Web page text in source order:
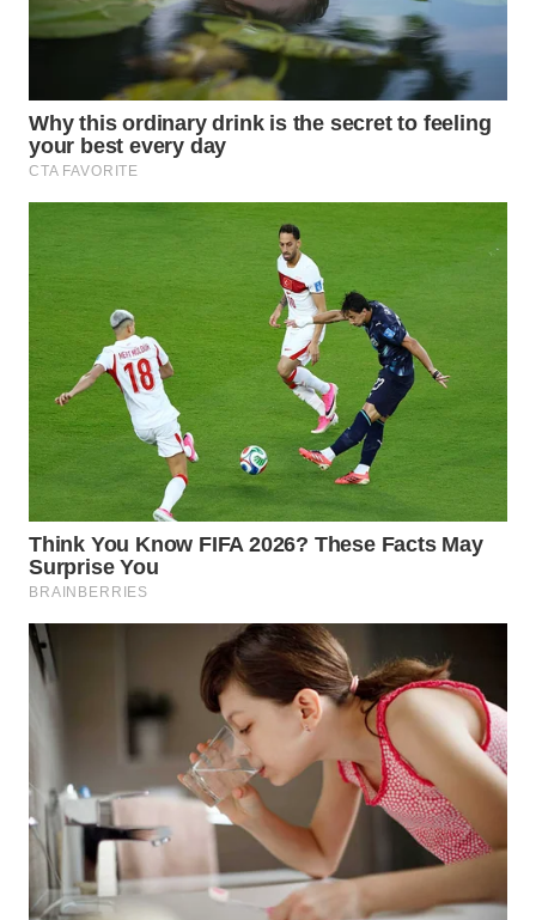
WN
LABUHANBATU
WN
TAPANULI
TENGAH
TEBING
TINGGI
WN
PAKPAK
WN
KARAWANG
BEKASI
WN
DEPOK
WN
TAPANULI